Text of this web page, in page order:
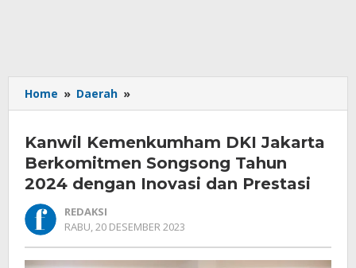
Home » Daerah »
Kemenkumham
Jakarta
Berkomitmen
Songsong
Tahun
dengan
Inovasi
dan
Kanwil Kemenkumham DKI Jakarta
Berkomitmen Songsong Tahun
2024 dengan Inovasi dan Prestasi
REDAKSI
RABU, 20 DESEMBER 2023